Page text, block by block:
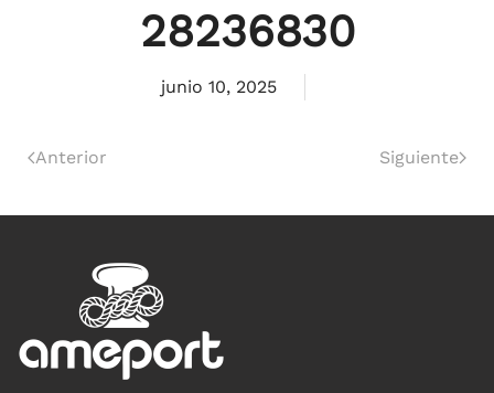
28236830
junio 10, 2025
Anterior Siguiente